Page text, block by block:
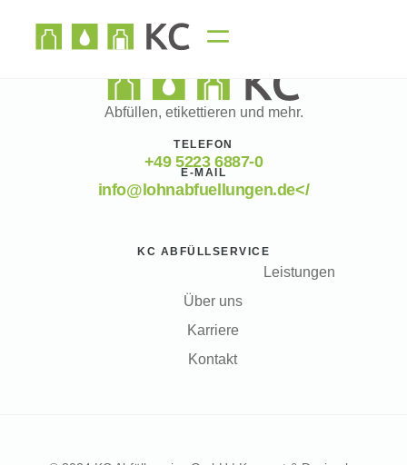
Abfüllen, etikettieren und mehr.
TELEFON
+49 5223 6887-0
E-MAIL
info@lohnabfuellungen.de</
KC ABFÜLLSERVICE
Leistungen
Über uns
Karriere
Kontakt